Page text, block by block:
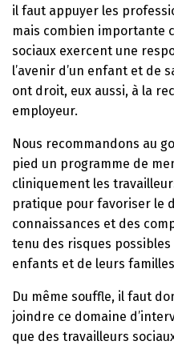
il faut appuyer les
mais combien importante
sociaux exercent une
l’avenir d’un enfant et de
ont droit, eux aussi, à la
employeur.
Nous recommandons au
pied un programme de
cliniquement les
pratique pour favoriser le
connaissances et des
tenu des risques
enfants et de leurs
Du même souffle, il faut
joindre ce domaine
que des travailleurs